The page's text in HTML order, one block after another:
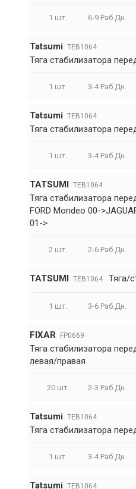
1 шт. 6-9 Раб.Дн.
Tatsumi TEB1064
Тяга стабилизатора
1 шт. 3-4 Раб.Дн.
Tatsumi TEB1064
Тяга стабилизатора
1 шт. 3-4 Раб.Дн.
TATSUMI TEB1064
Тяга стабилизатора
FORD Mondeo 00-
01->
2 шт. 2-6 Раб.Дн.
TATSUMI TEB1064 Тяга/
1 шт. 3-6 Раб.Дн.
FIXAR FP0669
Тяга стабилизатора
левая/правая
20 шт. 2-3 Раб.Дн.
Tatsumi TEB1064
Тяга стабилизатора
1 шт. 3-4 Раб.Дн.
Tatsumi TEB1064